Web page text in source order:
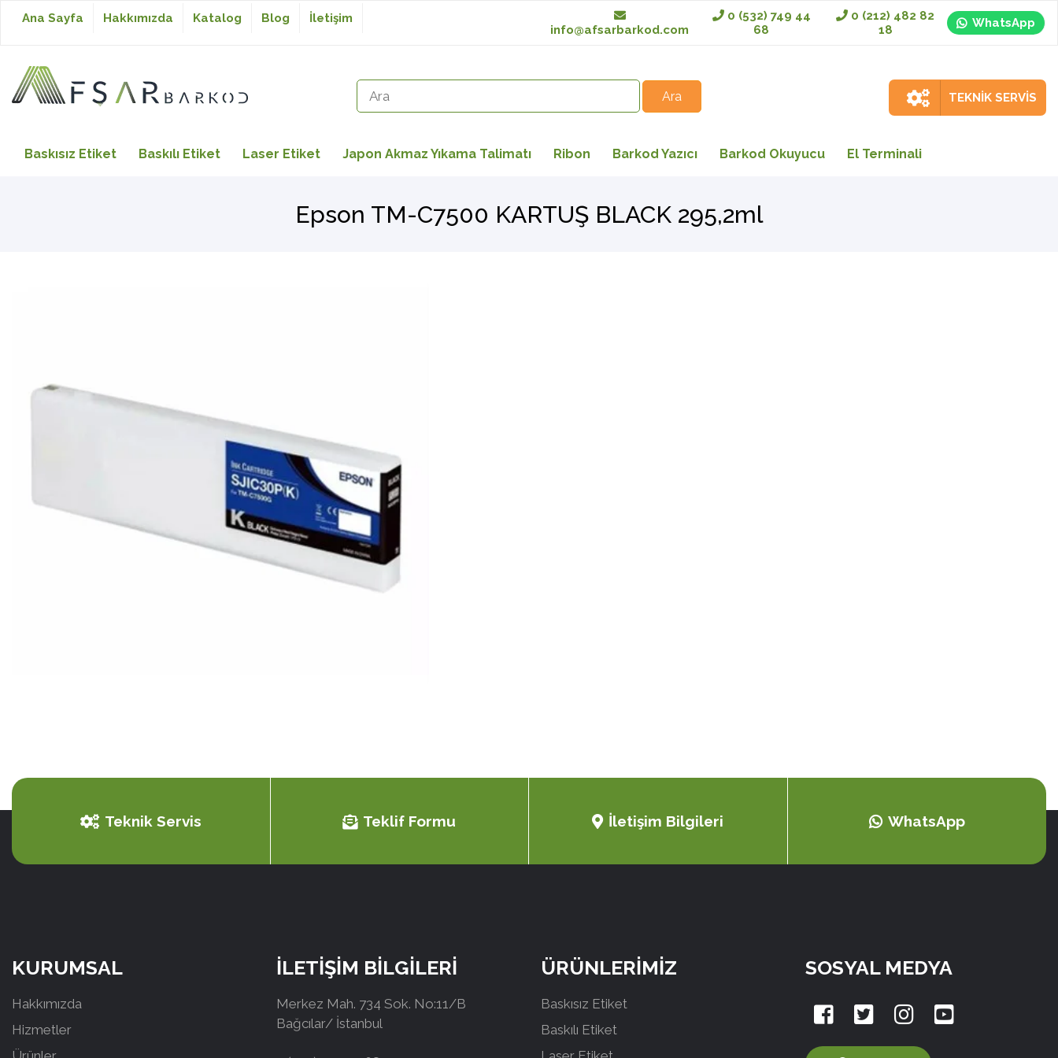
Baskısız Etiket
Ana Sayfa Hakkımızda Katalog Blog
İletişim
info@afsarbarkod.com
0 (532) 749 44
68
0 (212) 482 82
18
WhatsApp
TEKNİK SERVİS
Baskısız Etiket Baskılı Etiket Laser Etiket Japon Akmaz Yıkama Talimatı Ribon Barkod Yazıcı Barkod Okuyucu El Terminali
Epson TM-C7500 KARTUŞ BLACK 295,2ml
Teknik Servis Teklif Formu İletişim Bilgileri WhatsApp
KURUMSAL
Hakkımızda
Hizmetler
İLETİŞİM BİLGİLERİ
Merkez Mah. 734 Sok. No:11/B
Bağcılar/ İstanbul
ÜRÜNLERİMİZ
Baskısız Etiket
Baskılı Etiket
SOSYAL MEDYA